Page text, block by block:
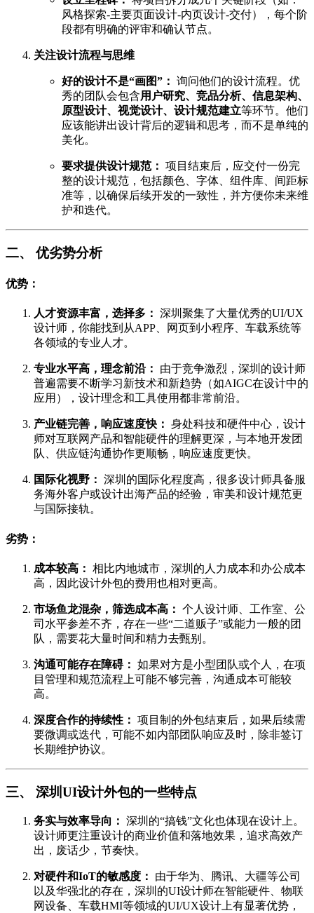
风格探索-主要页面设计-内页设计-交付），每个阶
段都有明确的评审和确认节点。
关注设计流程与思维
好的设计不是“画图”： 询问他们的设计流程。优
秀的团队会包含用户研究、竞品分析、信息架构、
原型设计、视觉设计、设计规范建立等环节。他们
应该能讲出设计背后的逻辑和思考，而不是单纯的
美化。
要求提供设计规范： 项目结束后，应交付一份完
整的设计规范，包括颜色、字体、组件库、间距标
准等，以确保后续开发的一致性，并方便你未来维
护和迭代。
二、 优劣势分析
优势：
人才资源丰富，选择多： 深圳聚集了大量优秀的UI/UX
设计师，你能找到从APP、网页到小程序、车载系统等
各领域的专业人才。
专业水平高，理念前沿：
由于竞争激烈，深圳的设计师
普遍需要不断学习新技术和新趋势（如AIGC在设计中的
应用），设计理念和工具使用都非常前沿。
产业链完善，响应速度快： 身处科技和硬件中心，设计
师对互联网产品和智能硬件的理解更深，与本地开发团
队、供应链沟通协作更顺畅，响应速度更快。
国际化视野： 深圳的国际化程度高，很多设计师具备服
务海外客户或设计出海产品的经验，审美和设计规范更
与国际接轨。
劣势：
成本较高： 相比内地城市，深圳的人力成本和办公成本
高，因此设计外包的费用也相对更高。
市场鱼龙混杂，筛选成本高： 个人设计师、工作室、公
司水平参差不齐，存在一些“二道贩子”或能力一般的团
队，需要花大量时间和精力去甄别。
沟通可能存在障碍： 如果对方是小型团队或个人，在项
目管理和规范流程上可能不够完善，沟通成本可能较
高。
深度合作的持续性： 项目制的外包结束后，如果后续需
要微调或迭代，可能不如内部团队响应及时，除非签订
长期维护协议。
三、 深圳UI设计外包的一些特点
务实与效率导向： 深圳的“搞钱”文化也体现在设计上。
设计师更注重设计的商业价值和落地效果，追求高效产
出，废话少，节奏快。
对硬件和IoT的敏感度：
由于华为、腾讯、大疆等公司
以及华强北的存在，深圳的UI设计师在智能硬件、物联
网设备、车载HMI等领域的UI/UX设计上有显著优势，